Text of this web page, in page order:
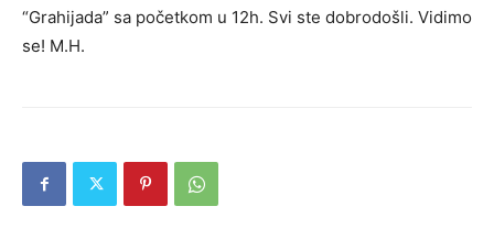
“Grahijada” sa početkom u 12h. Svi ste dobrodošli. Vidimo
se! M.H.